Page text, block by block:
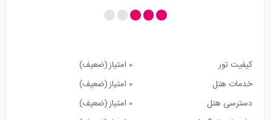
کیفیت تور 0 امتیاز
(ضعیف)
خدمات هتل
0 امتیاز
(ضعیف)
دسترسی هتل
0 امتیاز
(ضعیف)